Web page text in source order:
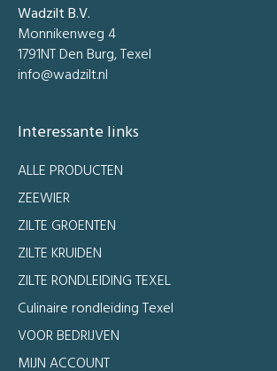
Wadzilt B.V.
Monnikenweg 4
1791NT Den Burg, Texel
info@wadzilt.nl
Interessante links
ALLE PRODUCTEN
ZEEWIER
ZILTE GROENTEN
ZILTE KRUIDEN
ZILTE RONDLEIDING TEXEL
Culinaire rondleiding Texel
VOOR BEDRIJVEN
MIJN ACCOUNT